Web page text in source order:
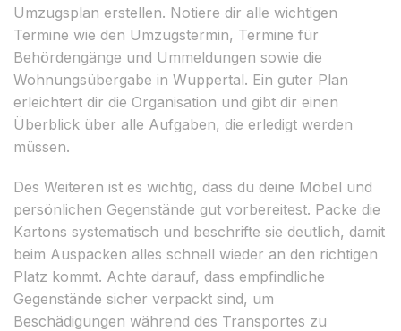
Umzugsplan erstellen. Notiere dir alle wichtigen
Termine wie den Umzugstermin, Termine für
Behördengänge und Ummeldungen sowie die
Wohnungsübergabe in Wuppertal. Ein guter Plan
erleichtert dir die Organisation und gibt dir einen
Überblick über alle Aufgaben, die erledigt werden
müssen.
Des Weiteren ist es wichtig, dass du deine Möbel und
persönlichen Gegenstände gut vorbereitest. Packe die
Kartons systematisch und beschrifte sie deutlich, damit
beim Auspacken alles schnell wieder an den richtigen
Platz kommt. Achte darauf, dass empfindliche
Gegenstände sicher verpackt sind, um
Beschädigungen während des Transportes zu